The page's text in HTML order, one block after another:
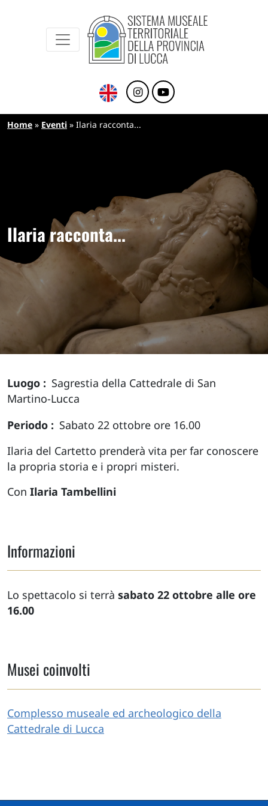
Sistema Museale Territoriale della
Briciole di pane
Home Eventi Ilaria racconta...
Ilaria racconta...
Luogo
Sagrestia della Cattedrale di San
Martino-Lucca
Periodo
Sabato 22 ottobre ore 16.00
Ilaria del Cartetto prenderà vita per far conoscere
la propria storia e i propri misteri.
Con Ilaria Tambellini
Informazioni
Lo spettacolo si terrà sabato 22 ottobre alle ore
16.00
Musei coinvolti
Complesso museale ed archeologico della
Cattedrale di Lucca